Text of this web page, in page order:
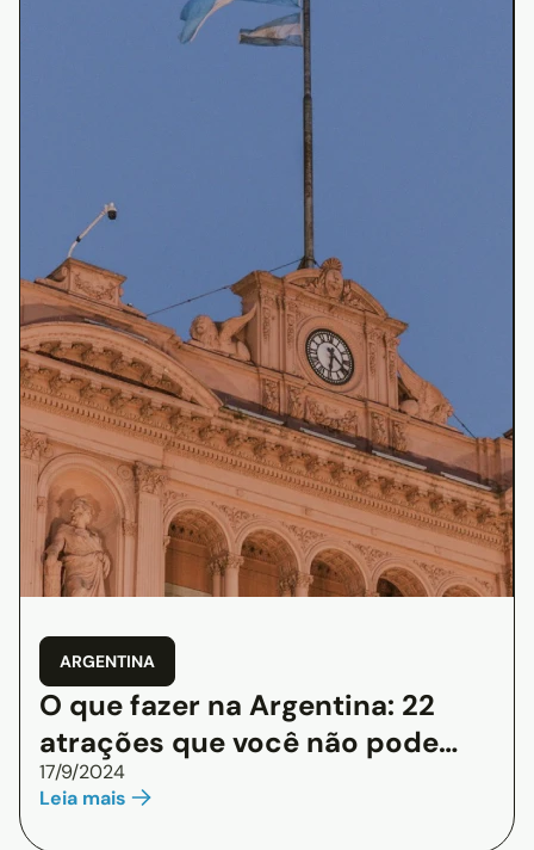
ARGENTINA
O que fazer na Argentina: 22
atrações que você não pode
perder
17/9/2024
Leia mais